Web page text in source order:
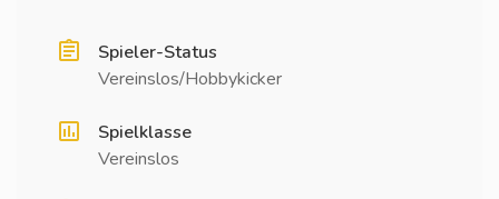
Spieler-Status
Vereinslos/Hobbykicker
Spielklasse
Vereinslos